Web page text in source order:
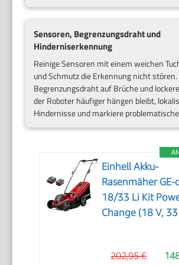
Sensoren, Begrenzungsdraht und
Hinderniserkennung
Reinige Sensoren mit einem weichen
und Schmutz die Erkennung nicht
Begrenzungsdraht auf Brüche und
der Roboter häufiger hängen bleibt,
Hindernisse und markiere
Einhell Akku-
Rasenmäher GE-
18/33 Li Kit
Change (18 V,
Fangkorb, 25-
202,95 €